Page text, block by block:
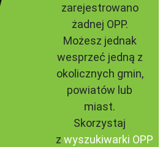
zarejestrowano
żadnej OPP.
Możesz jednak
wesprzeć jedną z
okolicznych gmin,
powiatów lub
miast.
Skorzystaj
z wyszukiwarki OPP